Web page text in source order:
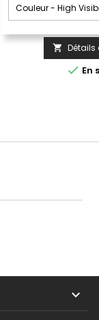
 Détails
 En
